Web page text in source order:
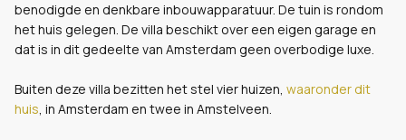
benodigde en denkbare inbouwapparatuur. De tuin is rondom
het huis gelegen. De villa beschikt over een eigen garage en
dat is in dit gedeelte van Amsterdam geen overbodige luxe.
Buiten deze villa bezitten het stel vier huizen, waaronder dit
huis, in Amsterdam en twee in Amstelveen.